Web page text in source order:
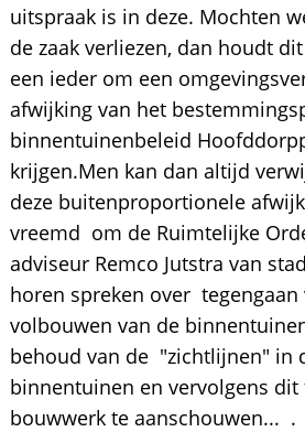
uitspraak is in deze. Mochten
de zaak verliezen, dan houdt
een ieder om een
afwijking van het
binnentuinenbeleid
krijgen.Men kan dan altijd
deze buitenproportionele
vreemd om de Ruimtelijke
adviseur Remco Jutstra van
horen spreken over tegengaan
volbouwen van de
behoud van de "zichtlijnen" in
binnentuinen en vervolgens dit
bouwwerk te aanschouwen... .